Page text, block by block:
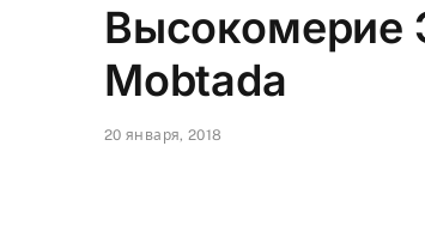
Высокомерие
Mobtada
20 января, 2018